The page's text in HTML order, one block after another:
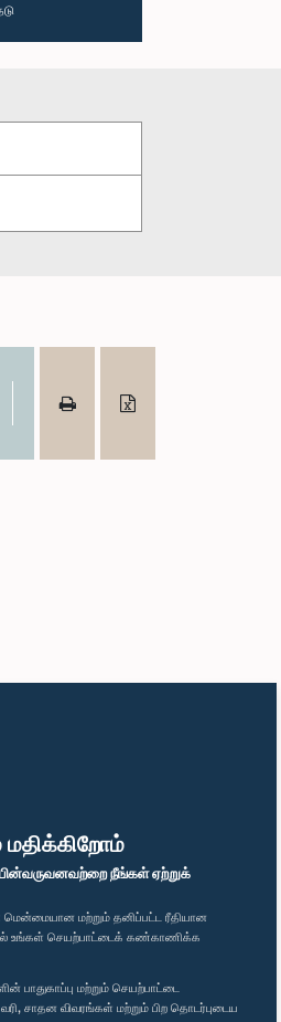
நீங்கள் ஏற்றுக்
மென்மையான மற்றும் தனிப்பட்ட ரீதியான
உங்கள் செயற்பாட்டைக் கண்காணிக்க
பாதுகாப்பு மற்றும் செயற்பாட்டை
சாதன விவரங்கள் மற்றும் பிற தொடர்புடைய
LinkedIn